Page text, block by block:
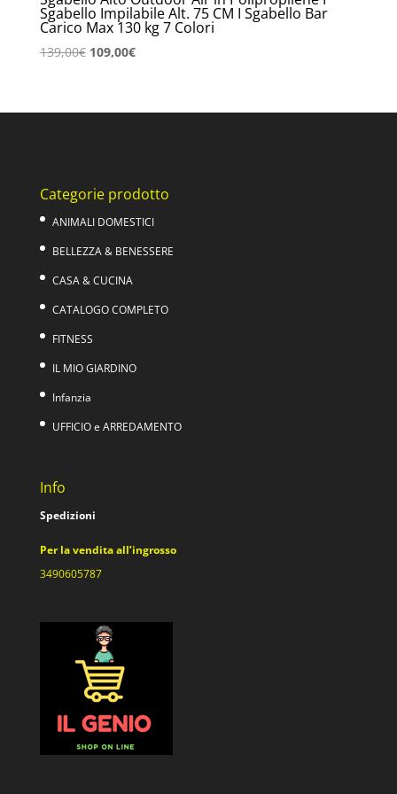
Sgabello Impilabile Alt. 75 CM I Sgabello Bar
Carico Max 130 kg 7 Colori
139,00€ Il
era:
109,00€Il
è:
Categorie prodotto
ANIMALI DOMESTICI
BELLEZZA & BENESSERE
CASA & CUCINA
CATALOGO COMPLETO
FITNESS
IL MIO GIARDINO
Infanzia
UFFICIO e ARREDAMENTO
Info
Spedizioni
Per la vendita all’ingrosso
3490605787